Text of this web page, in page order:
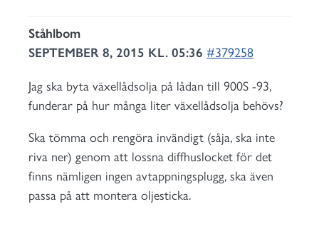
Ståhlbom
SEPTEMBER 8, 2015 KL. 05:36 #379258
Jag ska byta växellådsolja på lådan till 900S -93,
funderar på hur många liter växellådsolja behövs?
Ska tömma och rengöra invändigt (såja, ska inte
riva ner) genom att lossna diffhuslocket för det
finns nämligen ingen avtappningsplugg, ska även
passa på att montera oljesticka.